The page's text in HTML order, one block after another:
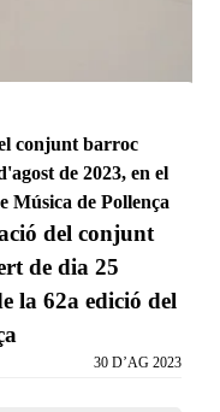
conjunt barroc
de 2023, en el
Música de Pollença
del conjunt
de dia 25
la 62a edició del
30 D’AG 2023